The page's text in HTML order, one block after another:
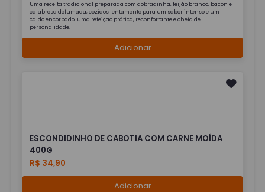
Uma receita tradicional preparada com dobradinha, feijão branco, bacon e
calabresa defumada, cozidos lentamente para um sabor intenso e um
caldo encorpado. Uma refeição prática, reconfortante e cheia de
personalidade.
Adicionar
ESCONDIDINHO DE CABOTIA COM CARNE MOÍDA
400G
R$ 34,90
Adicionar